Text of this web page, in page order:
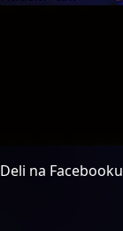
Deli na Facebooku